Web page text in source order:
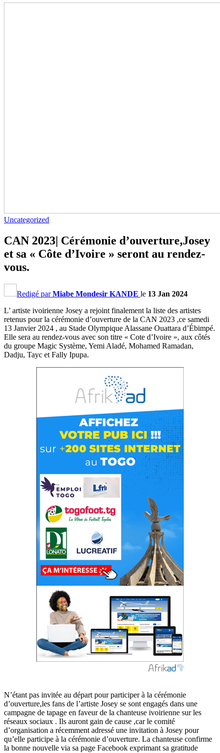
Uncategorized
CAN 2023| Cérémonie d’ouverture,Josey
et sa « Côte d’Ivoire » seront au rendez-
vous.
Redigé parMiabe Mondesir KANDE le 13 Jan 2024
L’ artiste ivoirienne Josey a rejoint finalement la liste des artistes
retenus pour la cérémonie d’ouverture de la CAN 2023 ,ce samedi
13 Janvier 2024 , au Stade Olympique Alassane Ouattara d’Ébimpé.
Elle sera au rendez-vous avec son titre « Cote d’Ivoire », aux côtés
du groupe Magic Système, Yemi Aladé, Mohamed Ramadan,
Dadju, Tayc et Fally Ipupa.
N’étant pas invitée au départ pour participer à la cérémonie
d’ouverture,les fans de l’artiste Josey se sont engagés dans une
campagne de tapage en faveur de la chanteuse ivoirienne sur les
réseaux sociaux . Ils auront gain de cause ,car le comité
d’organisation a récemment adressé une invitation à Josey pour
qu’elle participe à la cérémonie d’ouverture. La chanteuse confirme
la bonne nouvelle via sa page Facebook exprimant sa gratitude